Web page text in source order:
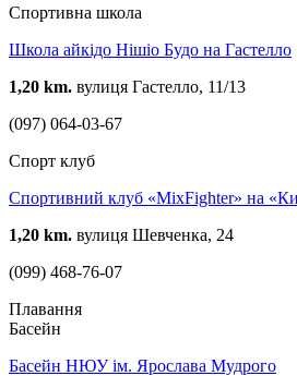
Спортивна школа
Школа айкідо Нішіо Будо на Гастелло
1,20 km. вулиця Гастелло, 11/13
(097) 064-03-67
Спорт клуб
Спортивний клуб «MixFighter» на
1,20 km. вулиця Шевченка, 24
(099) 468-76-07
Плавання
Басейн
Басейн НЮУ ім. Ярослава Мудрого